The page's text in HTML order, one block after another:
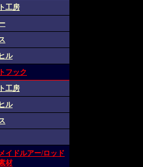
工房
ル
フック
工房
ル
イドルアー/ロッド
材